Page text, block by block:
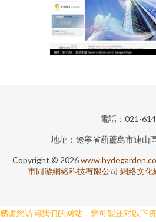
電話：021-
地址：遼寧省葫蘆島市連山
Copyright © 2026
市同游網絡科技有限公司 網絡文化
感谢您访问我们的网站，您可能还对以下